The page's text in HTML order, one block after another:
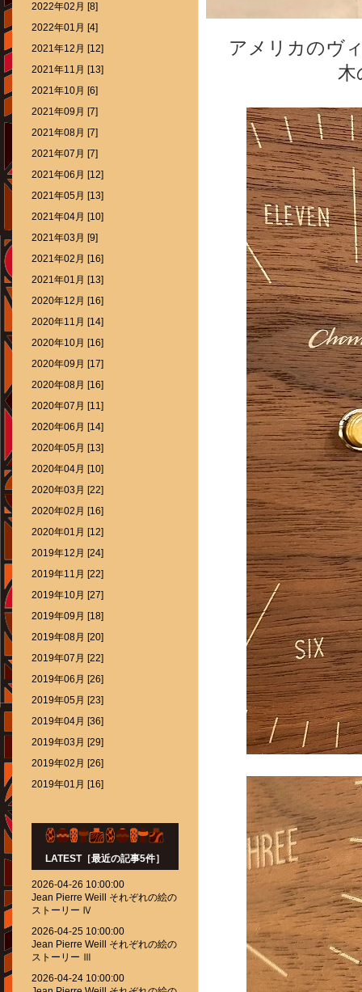
アメリカのヴ
木
2022年02月 [8]
2022年01月 [4]
2021年12月 [12]
2021年11月 [13]
2021年10月 [6]
2021年09月 [7]
2021年08月 [7]
2021年07月 [7]
2021年06月 [12]
2021年05月 [13]
2021年04月 [10]
2021年03月 [9]
2021年02月 [16]
2021年01月 [13]
2020年12月 [16]
2020年11月 [14]
2020年10月 [16]
2020年09月 [17]
2020年08月 [16]
2020年07月 [11]
2020年06月 [14]
2020年05月 [13]
2020年04月 [10]
2020年03月 [22]
2020年02月 [16]
2020年01月 [12]
2019年12月 [24]
2019年11月 [22]
2019年10月 [27]
2019年09月 [18]
2019年08月 [20]
2019年07月 [22]
2019年06月 [26]
2019年05月 [23]
2019年04月 [36]
2019年03月 [29]
2019年02月 [26]
2019年01月 [16]
LATEST［最近の記事5件］
2026-04-26 10:00:00
Jean Pierre Weill それぞれの絵の
ストーリー Ⅳ
2026-04-25 10:00:00
Jean Pierre Weill それぞれの絵の
ストーリー Ⅲ
2026-04-24 10:00:00